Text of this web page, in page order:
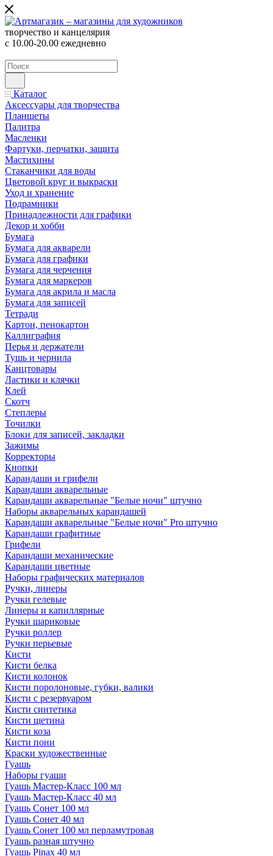
творчество и канцелярия
с 10.00-20.00 ежедневно
Каталог
Аксессуары для творчества
Планшеты
Палитра
Масленки
Фартуки, перчатки, защита
Мастихины
Стаканчики для воды
Цветовой круг и выкраски
Уход и хранение
Подрамники
Принадлежности для графики
Декор и хобби
Бумага
Бумага для акварели
Бумага для графики
Бумага для черчения
Бумага для маркеров
Бумага для акрила и масла
Бумага для записей
Тетради
Картон, пенокартон
Каллиграфия
Перья и держатели
Тушь и чернила
Канцтовары
Ластики и клячки
Клей
Скотч
Степлеры
Точилки
Блоки для записей, закладки
Зажимы
Корректоры
Кнопки
Карандаши и грифели
Карандаши акварельные
Карандаши акварельные "Белые ночи" штучно
Наборы акварельных карандашей
Карандаши акварельные "Белые ночи" Pro штучно
Карандаши графитные
Грифели
Карандаши механические
Карандаши цветные
Наборы графических материалов
Ручки, линеры
Ручки гелевые
Линеры и капиллярные
Ручки шариковые
Ручки роллер
Ручки перьевые
Кисти
Кисти белка
Кисти колонок
Кисти поролоновые, губки, валики
Кисти с резервуаром
Кисти синтетика
Кисти щетина
Кисти коза
Кисти пони
Краски художественные
Гуашь
Наборы гуаши
Гуашь Мастер-Класс 100 мл
Гуашь Мастер-Класс 40 мл
Гуашь Сонет 100 мл
Гуашь Сонет 40 мл
Гуашь Сонет 100 мл перламутровая
Гуашь разная штучно
Гуашь Pinax 40 мл